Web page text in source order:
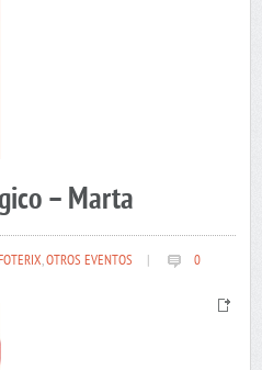
– Marta
,OTROS EVENTOS 0